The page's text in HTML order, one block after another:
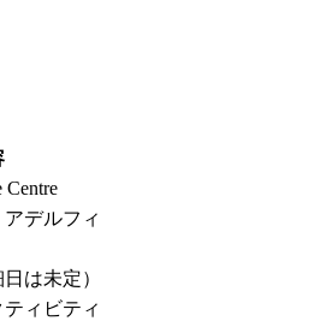
Centre
デルフィ
は未定）
ィビティ